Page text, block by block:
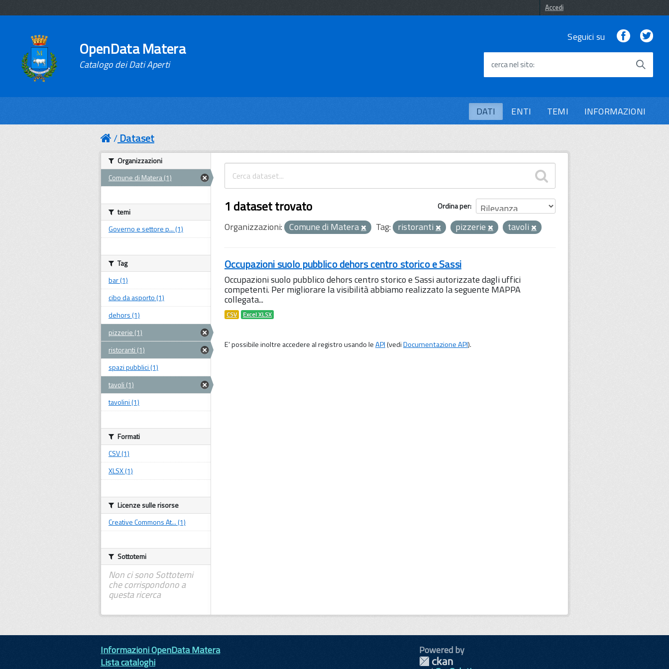
Accedi
OpenData Matera
Catalogo dei Dati Aperti
Seguici su Facebook
cerca nel sito
DATI ENTI TEMI INFORMAZIONI
Dataset
Ordina per
1 dataset trovato
Organizzazioni: Comune di Matera Tag: ristoranti pizzerie tavoli
Occupazioni suolo pubblico dehors centro storico e Sassi
Occupazioni suolo pubblico dehors centro storico e Sassi autorizzate dagli uffici
competenti. Per migliorare la visibilità abbiamo realizzato la seguente MAPPA
collegata...
CSV Excel XLSX
E' possibile inoltre accedere al registro usando leAPI(vediDocumentazione API).
Organizzazioni
Comune di Matera (1)
temi
Governo e settore p... (1)
Tag
bar (1)
cibo da asporto (1)
dehors (1)
pizzerie (1)
ristoranti (1)
spazi pubblici (1)
tavoli (1)
tavolini (1)
Formati
CSV (1)
XLSX (1)
Licenze sulle risorse
Creative Commons At... (1)
Sottotemi
Non ci sono Sottotemi
che corrispondono a
questa ricerca
Informazioni OpenData Matera
Lista cataloghi
Powered by